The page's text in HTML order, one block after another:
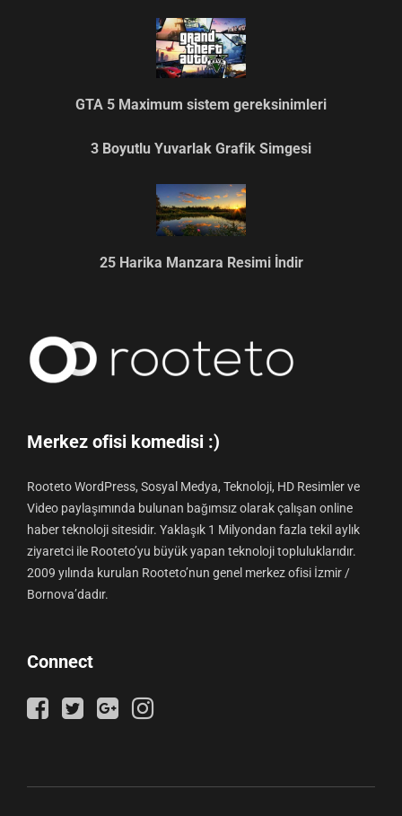
GTA 5 Maximum sistem gereksinimleri
3 Boyutlu Yuvarlak Grafik Simgesi
25 Harika Manzara Resimi İndir
Merkez ofisi komedisi :)
Rooteto WordPress, Sosyal Medya, Teknoloji, HD Resimler ve
Video paylaşımında bulunan bağımsız olarak çalışan online
haber teknoloji sitesidir. Yaklaşık 1 Milyondan fazla tekil aylık
ziyaretci ile Rooteto’yu büyük yapan teknoloji topluluklarıdır.
2009 yılında kurulan Rooteto’nun genel merkez ofisi İzmir /
Bornova’dadır.
Connect